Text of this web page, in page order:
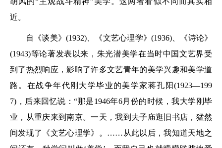
近。
自《谈美》(1932)、《文艺心理学》(1936)、《诗论》
(1943)等论著发表以来，朱光潜美学在当时中国文艺界受
到了热烈响应，影响了许多文艺青年的美学兴趣和美学道
路。在战争年代刚大学毕业的美学家蒋孔阳(1923—199
7)，后来回忆说：“那是1946年6月份的时候，我大学刚毕
业，从重庆来到南京。一天，我到夫子庙逛旧书店，猛然
间发现了《文艺心理学》。……从此以后，我知道天地之